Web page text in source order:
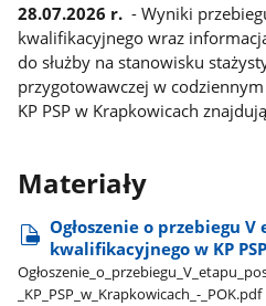
28.07.2026 r. - Wyniki
kwalifikacyjnego wraz
do służby na stanowisku
przygotowawczej w codziennym
KP PSP w Krapkowicach
Materiały
Ogłoszenie o przebiegu
kwalifikacyjnego w KP
_KP​_PSP​_w​_Krapkowicach​_-​_POK.pdf